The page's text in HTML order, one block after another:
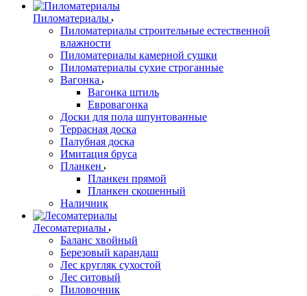
Пиломатериалы
Пиломатериалы строительные естественной
влажности
Пиломатериалы камерной сушки
Пиломатериалы сухие строганные
Вагонка
Вагонка штиль
Евровагонка
Доски для пола шпунтованные
Террасная доска
Палубная доска
Имитация бруса
Планкен
Планкен прямой
Планкен скошенный
Наличник
Лесоматериалы
Баланс хвойный
Березовый карандаш
Лес кругляк сухостой
Лес ситовый
Пиловочник